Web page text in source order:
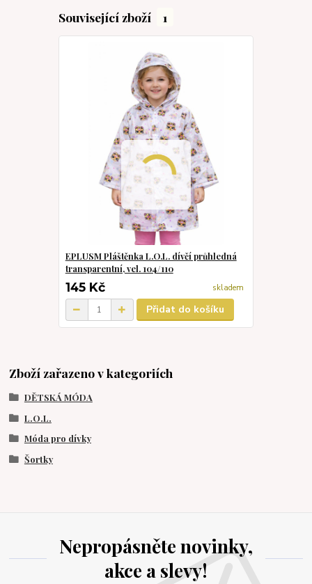
Související zboží 1
EPLUSM Pláštěnka L.O.L. dívčí průhledná
transparentní, vel. 104/110
145 Kč skladem
Přidat do košíku
Zboží zařazeno v kategoriích
DĚTSKÁ MÓDA
L.O.L.
Móda pro dívky
Šortky
Nepropásněte novinky,
akce a slevy!